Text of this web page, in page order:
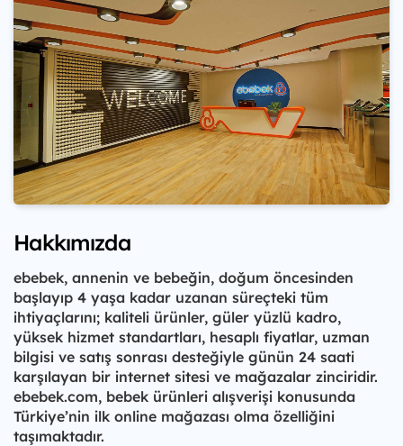
Hakkımızda
ebebek, annenin ve bebeğin, doğum öncesinden
başlayıp 4 yaşa kadar uzanan süreçteki tüm
ihtiyaçlarını; kaliteli ürünler, güler yüzlü kadro,
yüksek hizmet standartları, hesaplı fiyatlar, uzman
bilgisi ve satış sonrası desteğiyle günün 24 saati
karşılayan bir internet sitesi ve mağazalar zinciridir.
ebebek.com, bebek ürünleri alışverişi konusunda
Türkiye’nin ilk online mağazası olma özelliğini
taşımaktadır.